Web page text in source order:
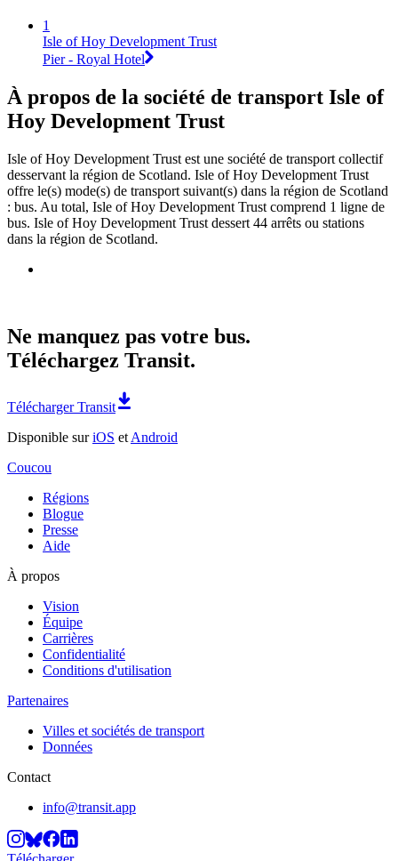
1
Isle of Hoy Development Trust
Pier - Royal Hotel
À propos de la société de transport Isle of
Hoy Development Trust
Isle of Hoy Development Trust est une société de transport collectif
desservant la région de Scotland. Isle of Hoy Development Trust
offre le(s) mode(s) de transport suivant(s) dans la région de Scotland
: bus. Au total, Isle of Hoy Development Trust comprend 1 ligne de
bus. Isle of Hoy Development Trust dessert 44 arrêts ou stations
dans la région de Scotland.
Ne manquez pas votre bus.
Téléchargez Transit.
Télécharger Transit
Disponible suriOS et Android
Coucou
Régions
Blogue
Presse
Aide
À propos
Vision
Équipe
Carrières
Confidentialité
Conditions d'utilisation
Partenaires
Villes et sociétés de transport
Données
Contact
info@transit.app